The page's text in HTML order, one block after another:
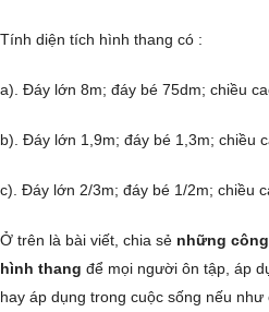
Tính diện tích hình thang có :
a). Đáy lớn 8m; đáy bé 75dm; chiều
b). Đáy lớn 1,9m; đáy bé 1,3m; chiều
c). Đáy lớn 2/3m; đáy bé 1/2m; chiều
Ở trên là bài viết, chia sẻ những
hình thang để mọi người ôn tập, áp
hay áp dụng trong cuộc sống nếu như